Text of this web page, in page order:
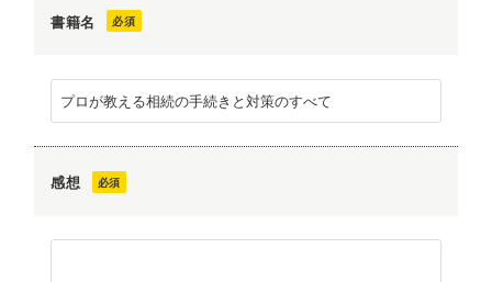
書籍名
感想